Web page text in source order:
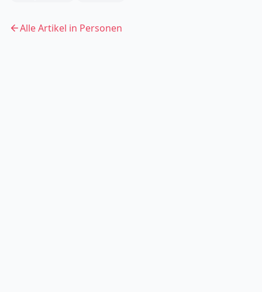
Alle Artikel in Personen